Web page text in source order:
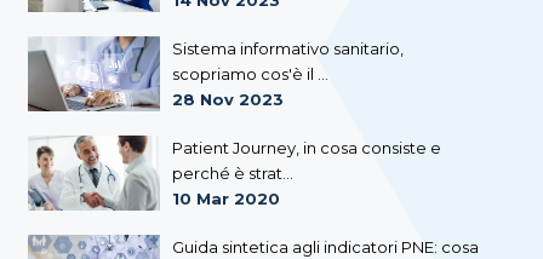
Sistema informativo sanitario,
scopriamo cos'è il ...
28 Nov 2023
Patient Journey, in cosa consiste e
perché è strat...
10 Mar 2020
Guida sintetica agli indicatori PNE: cosa